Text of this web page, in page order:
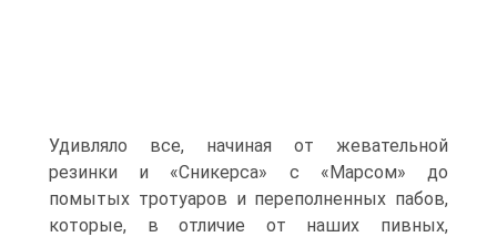
Удивляло все, начиная от жевательной
резинки и «Сникерса» с «Марсом» до
помытых тротуаров и переполненных пабов,
которые, в отличие от наших пивных,